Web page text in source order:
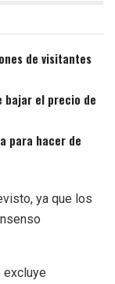
de visitantes
bajar el precio de
para hacer de
ya que los
excluye